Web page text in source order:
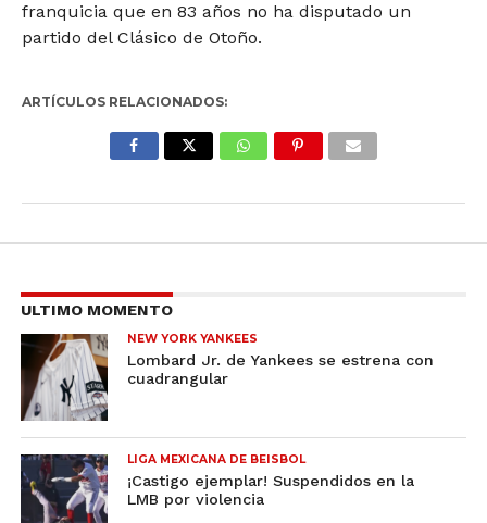
franquicia que en 83 años no ha disputado un
partido del Clásico de Otoño.
ARTÍCULOS RELACIONADOS:
ULTIMO MOMENTO
NEW YORK YANKEES
Lombard Jr. de Yankees se estrena con
cuadrangular
LIGA MEXICANA DE BEISBOL
¡Castigo ejemplar! Suspendidos en la
LMB por violencia